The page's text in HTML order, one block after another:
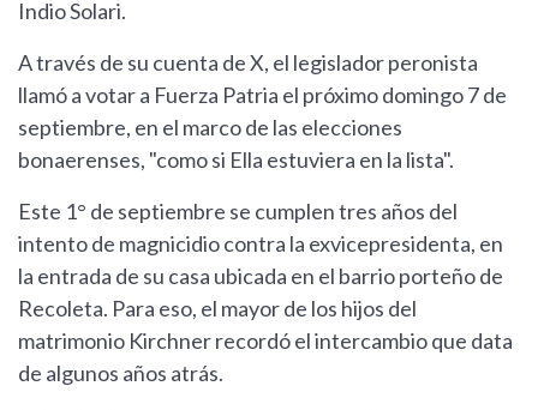
Indio Solari.
A través de su cuenta de X, el legislador peronista
llamó a votar a Fuerza Patria el próximo domingo 7 de
septiembre, en el marco de las elecciones
bonaerenses, "como si Ella estuviera en la lista".
Este 1° de septiembre se cumplen tres años del
intento de magnicidio contra la exvicepresidenta, en
la entrada de su casa ubicada en el barrio porteño de
Recoleta. Para eso, el mayor de los hijos del
matrimonio Kirchner recordó el intercambio que data
de algunos años atrás.